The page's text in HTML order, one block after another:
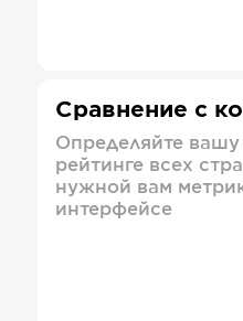
Сравнение с
Определяйте
рейтинге всех
нужной вам
интерфейсе